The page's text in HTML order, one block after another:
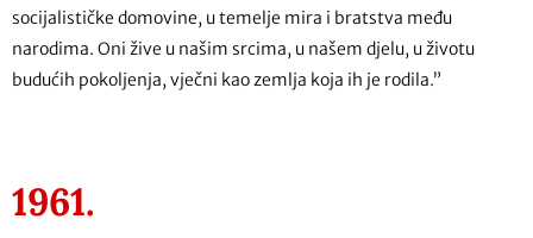
socijalističke domovine, u temelje mira i bratstva među
narodima. Oni žive u našim srcima, u našem djelu, u životu
budućih pokoljenja, vječni kao zemlja koja ih je rodila.”
1961.